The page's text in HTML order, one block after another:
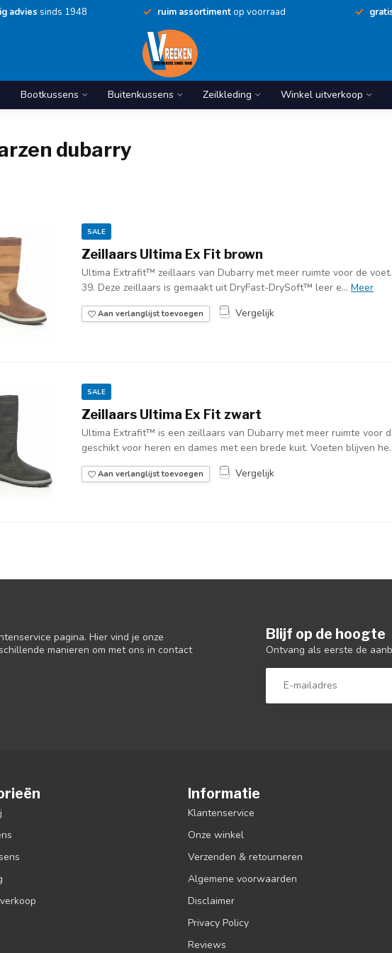
advies sinds 1948 ruim assortimentop voorraad
Bootkussens Buitenkussens Zeilkleding Winkel uitverkoop
dubarry
SALE
Zeillaars Ultima Ex Fit brown
Ultima Extrafit™ zeillaars van Dubarry met meer ruimte voor de
39. Deze zeillaars is gemaakt uit DryFast-DrySoft™ leer e... Meer
Aan verlanglijst toevoegen Vergelijk
SALE
Zeillaars Ultima Ex Fit zwart
Ultima Extrafit™ is een zeillaars van Dubarry met meer ruimte voor
geschikt voor heren en dames met een brede kuit. Voeten blijven
Aan verlanglijst toevoegen Vergelijk
pagina. Hier vind je onze
manieren om met ons in contact
Blijf op de hoogte
Ontvang als eerste de
Informatie
Klantenservice
Onze winkel
Verzenden & retourneren
Algemene voorwaarden
Disclaimer
Privacy Policy
Reviews